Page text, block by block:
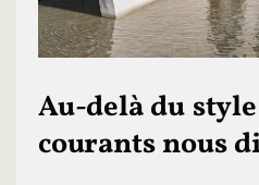
Au-delà du style
courants nous